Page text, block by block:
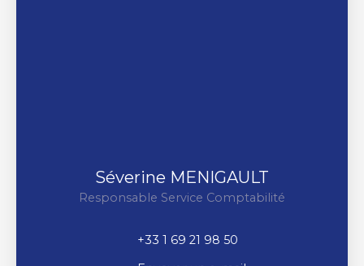
Séverine MENIGAULT
Responsable Service Comptabilité
+33 1 69 21 98 50